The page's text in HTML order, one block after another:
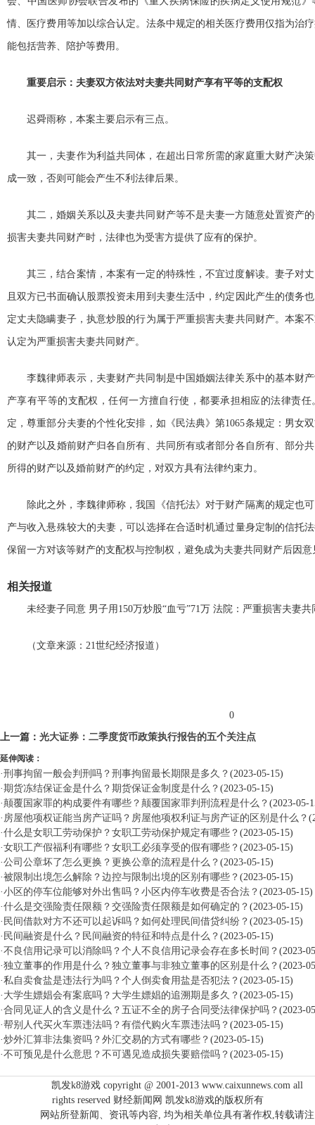
情、医疗费用等加以综合认定。法条中规定的相关医疗费用仅指为治
能包括营养、陪护等费用。
重要启示：夫妻双方依法对夫妻共同财产享有平等的支配权
迟舜雨称，本案主要启示有三点。
其一，夫妻作为利益共同体，在超出日常所需的家庭重大财产决
成一致，否则可能会产生不利法律后果。
其二，婚姻关系以及夫妻共同财产等不是夫妻一方随意处置资产
损害夫妻共同财产时，法律也为受害方提供了应有的保护。
其三，结合案情，本案有一定的特殊性，不宜过度解读。妻子对
且双方已书面确认股票投资未用到夫妻生活中，约定因此产生的债务
定丈夫隐瞒妻子，执意炒股的行为属于严重损害夫妻共同财产。本案
认定为严重损害夫妻共同财产。
李魏律师表示，夫妻财产共同制是中国婚姻法律关系中的基本财
产享有平等的支配权，任何一方擅自行使，都要承担相应的法律责
定，尊重部分夫妻的个性化安排，如《民法典》第1065条规定：男女
的财产以及婚前财产归各自所有、共同所有或者部分各自所有、部分
所得的财产以及婚前财产的约定，对双方具有法律约束力。
除此之外，李魏律师称，我国《信托法》对于财产隔离的规定也
产与收入悬殊较大的夫妻，可以选择在合适时机通过量身定制的信托
保留一方对该等财产的支配权与控制权，避免成为夫妻共同财产后因
相关报道
未经妻子同意 男子用150万炒股“血亏”71万 法院：严重损害夫妻共
（文章来源：21世纪经济报道）
0
上一篇： 光大证券：二季度货币政策执行报告的五个关注点
延伸阅读：
·刑事拘留一般会判刑吗？刑事拘留最长期限是多久？ (2023-05-15)
·期货冻结保证金是什么？期货保证金制度是什么？ (2023-05-15)
·颠覆国家罪的构成要件有哪些？颠覆国家罪判刑流程是什么？ (2023-05-
· 房屋他项权证能当房产证吗？房屋他项权利证与房产证的区别是什么？
·什么是女职工劳动保护？女职工劳动保护规定有哪些？ (2023-05-15)
·女职工产假福利有哪些？女职工必须享受的假有哪些？ (2023-05-15)
·公司公章坏了怎么更换？更换公章的流程是什么？ (2023-05-15)
·被限制出境怎么解除？边控与限制出境的区别有哪些？ (2023-05-15)
·小区的停车位能够对外出售吗？小区内停车收费是否合法？ (2023-05-15)
·什么是交强险责任限额？交强险责任限额是如何确定的？ (2023-05-15)
· 民间借款对方不还可以起诉吗？如何处理民间借贷纠纷？ (2023-05-15)
· 民间融资是什么？民间融资的特征和特点是什么？ (2023-05-15)
·不良信用记录可以消除吗？个人不良信用记录会存在多长时间？ (2023-
·独立董事的作用是什么？独立董事与非独立董事的区别是什么？ (2023-
·私自卖食盐是违法行为吗？个人倒卖食用盐是否犯法？ (2023-05-15)
· 大学生嫖娼会有案底吗？大学生嫖娼的追溯期是多久？ (2023-05-15)
·合同见证人的含义是什么？五证不全的房子合同受法律保护吗？ (2023-
·帮别人代买火车票违法吗？有偿代购火车票违法吗？ (2023-05-15)
·炒外汇算非法集资吗？外汇交易的方式有哪些？ (2023-05-15)
·不可预见是什么意思？不可遇见造成损失要赔偿吗？ (2023-05-15)
凯发k8游戏 copyright @ 2001-2013 www.caixunnews.com all
rights reserved 财经新闻网 凯发k8游戏的版权所有
网站所登新闻、资讯等内容, 均为相关单位具有著作权,转载请注